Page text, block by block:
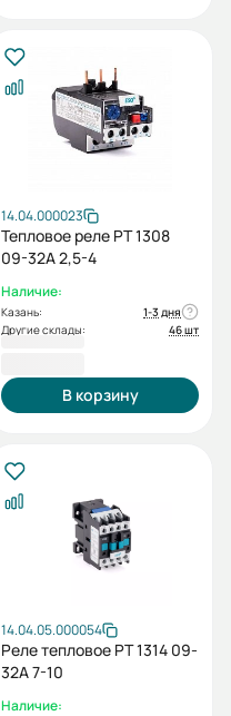
14.04.000023
Тепловое реле РТ 1308
09-32А 2,5-4
Наличие:
Казань:
1-3 дня
Другие склады:
46 шт
В корзину
14.04.05.000054
Реле тепловое РТ 1314 09-
32А 7-10
Наличие: